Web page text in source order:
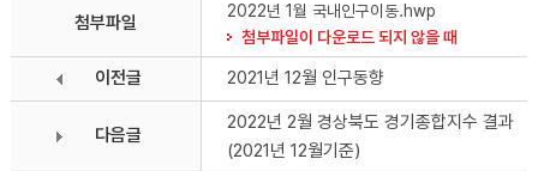
첨부파일
2022년 1월 국내인구이동.hwp
첨부파일이 다운로드 되지 않을 때
이전글 2021년 12월 인구동향
다음글
2022년 2월 경상북도 경기종합지수 결과
(2021년 12월기준)